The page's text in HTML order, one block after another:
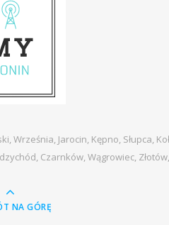
Jarocin, Kępno, Słupca,
Czarnków, Wągrowiec,
NA GÓRĘ